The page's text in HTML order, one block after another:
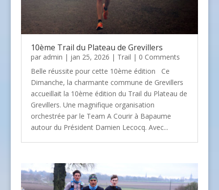
10ème Trail du Plateau de Grevillers
par admin | jan 25, 2026 | Trail | 0 Comments
Belle réussite pour cette 10ème édition Ce
Dimanche, la charmante commune de Grevillers
accueillait la 10ème édition du Trail du Plateau de
Grevillers. Une magnifique organisation
orchestrée par le Team A Courir à Bapaume
autour du Président Damien Lecocq. Avec...